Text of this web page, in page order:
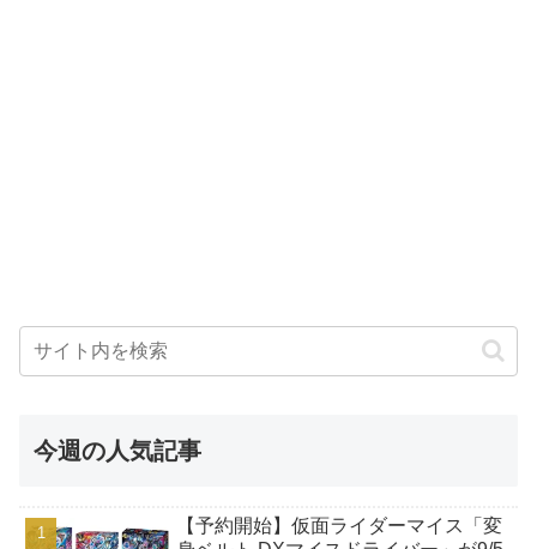
今週の人気記事
【予約開始】仮面ライダーマイス「変